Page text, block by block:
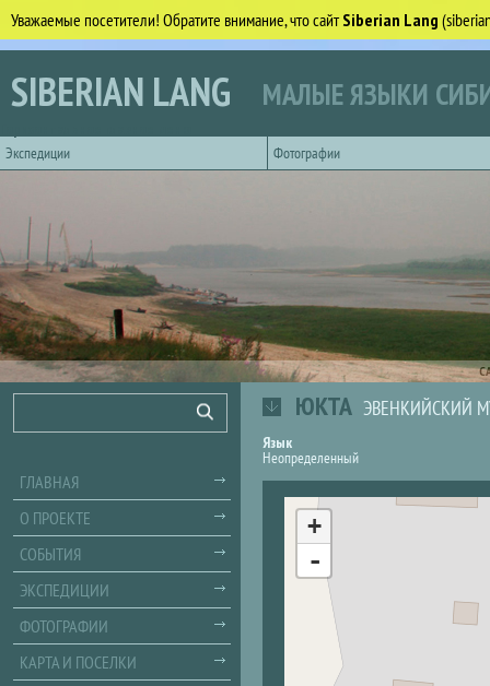
Уважаемые посетители! Обратите внимание, что сайтSiberian Lang
Перейти к основному содержанию
SIBERIAN LANG МАЛЫЕ ЯЗЫКИ
Экспедиции
Фотографии
ЮКТА ЭВЕНКИЙСКИЙ
Язык
Неопределенный
+
-
Поиск
ГЛАВНАЯ
О ПРОЕКТЕ
СОБЫТИЯ
ЭКСПЕДИЦИИ
ФОТОГРАФИИ
КАРТА И ПОСЕЛКИ